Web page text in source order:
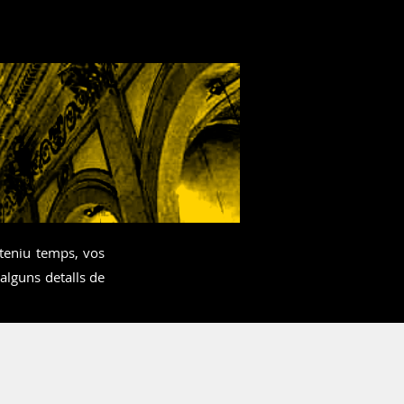
temps, vos
detalls de